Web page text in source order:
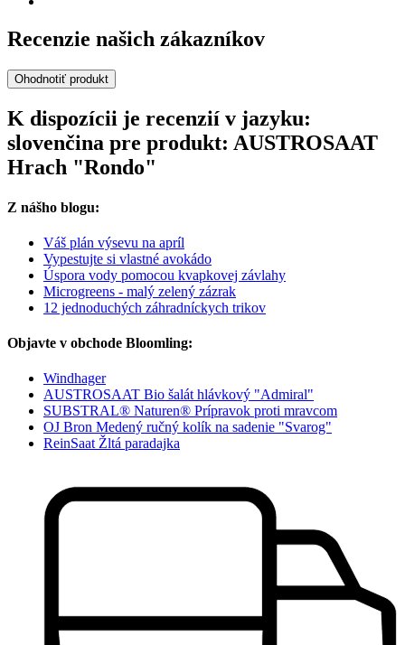
Recenzie našich zákazníkov
Ohodnotiť produkt
K dispozícii je recenzií v jazyku:
slovenčina pre produkt: AUSTROSAAT
Hrach "Rondo"
Z nášho blogu:
Váš plán výsevu na apríl
Vypestujte si vlastné avokádo
Úspora vody pomocou kvapkovej závlahy
Microgreens - malý zelený zázrak
12 jednoduchých záhradníckych trikov
Objavte v obchode Bloomling:
Windhager
AUSTROSAAT Bio šalát hlávkový "Admiral"
SUBSTRAL® Naturen® Prípravok proti mravcom
OJ Bron Medený ručný kolík na sadenie "Svarog"
ReinSaat Žltá paradajka